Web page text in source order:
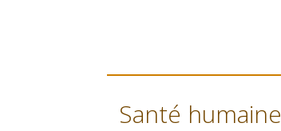
Santé humaine